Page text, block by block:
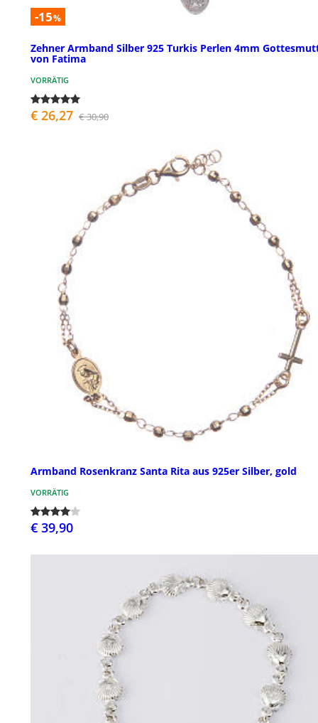
-15%
Zehner Armband Silber 925 Turkis Perlen 4mm
von Fatima
VORRÄTIG
€ 26,27 € 30,90
Armband Rosenkranz Santa Rita aus 925er Silber, gold
VORRÄTIG
€ 39,90